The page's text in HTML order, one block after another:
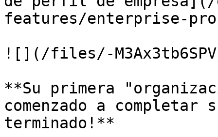
features/enterprise-
![](/files/-
**Su primera
comenzado a
terminado!**